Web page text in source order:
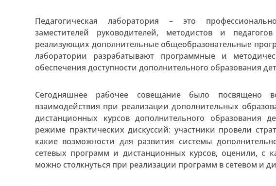
Педагогическая лаборатория – это
заместителей руководителей, методистов и
реализующих дополнительные общеобразовательные
лаборатории разрабатывают программные и
обеспечения доступности дополнительного образования
Сегодняшнее рабочее совещание было посвящено
взаимодействия при реализации дополнительных
дистанционных курсов дополнительного образования
режиме практических дискуссий: участники провели
какие возможности для развития системы
сетевых программ и дистанционных курсов, оценили, с
можно столкнуться при реализации программ в сетевом и